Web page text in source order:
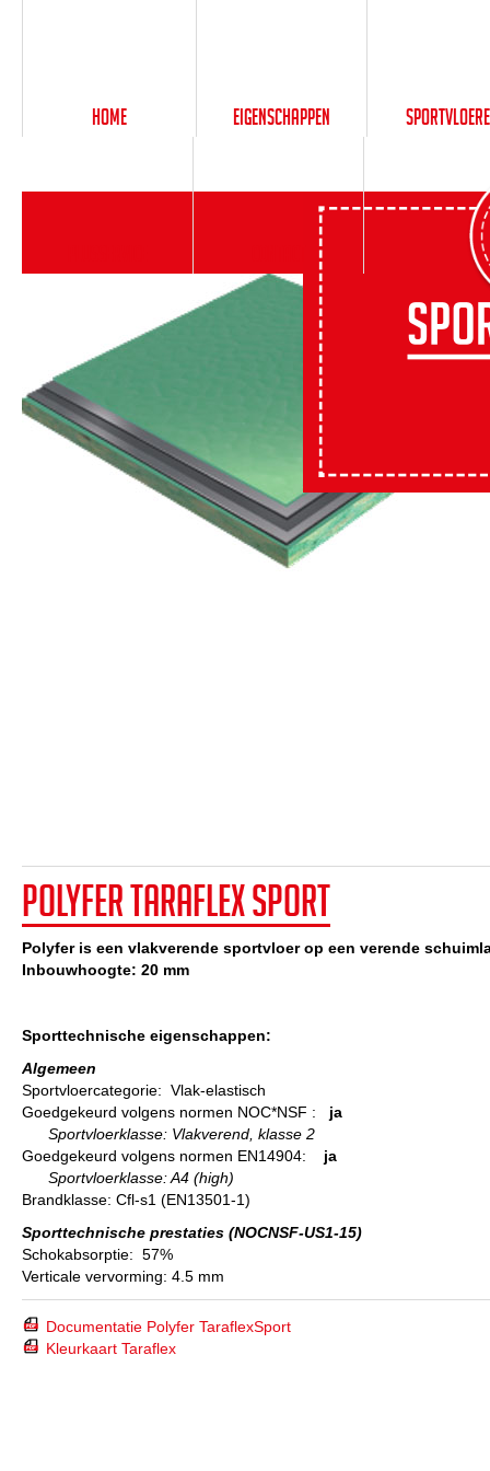
Home Eigenschappen
Polyfer Taraflex Sport
Polyfer is een vlakverende sportvloer op een verende
Inbouwhoogte: 20 mm
Sporttechnische eigenschappen:
Algemeen
Sportvloercategorie: Vlak-elastisch
Goedgekeurd volgens normen NOC*NSF : ja
Sportvloerklasse: Vlakverend, klasse 2
Goedgekeurd volgens normen EN14904:
ja
Sportvloerklasse: A4 (high)
Brandklasse: Cfl-s1 (EN13501-1)
Sporttechnische prestaties (NOCNSF-US1-15)
Schokabsorptie: 57%
Verticale vervorming: 4.5 mm
Documentatie Polyfer TaraflexSport
Kleurkaart Taraflex